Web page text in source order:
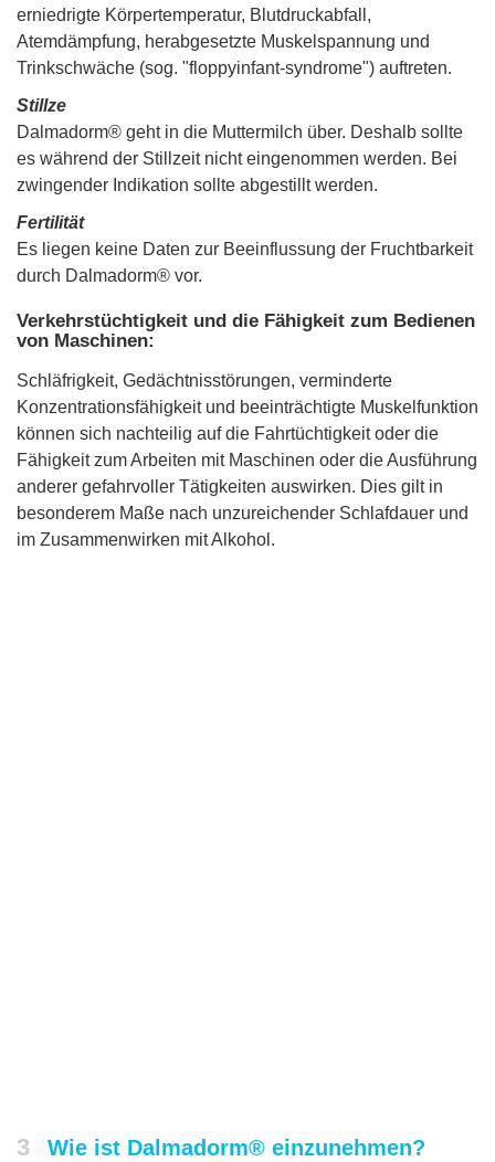
erniedrigte Körpertemperatur, Blutdruckabfall,
Atemdämpfung, herabgesetzte Muskelspannung und
Trinkschwäche (sog. "floppyinfant-syndrome") auftreten.
Stillze
Dalmadorm® geht in die Muttermilch über. Deshalb sollte
es während der Stillzeit nicht eingenommen werden. Bei
zwingender Indikation sollte abgestillt werden.
Fertilität
Es liegen keine Daten zur Beeinflussung der Fruchtbarkeit
durch Dalmadorm® vor.
Verkehrstüchtigkeit und die Fähigkeit zum Bedienen
von Maschinen:
Schläfrigkeit, Gedächtnisstörungen, verminderte
Konzentrationsfähigkeit und beeinträchtigte Muskelfunktion
können sich nachteilig auf die Fahrtüchtigkeit oder die
Fähigkeit zum Arbeiten mit Maschinen oder die Ausführung
anderer gefahrvoller Tätigkeiten auswirken. Dies gilt in
besonderem Maße nach unzureichender Schlafdauer und
im Zusammenwirken mit Alkohol.
3 Wie ist Dalmadorm® einzunehmen?